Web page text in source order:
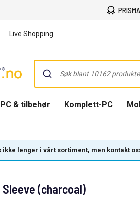
Live Shopping
PC & tilbehør Komplett-PC
lenger i vårt sortiment, men kontakt
Sleeve (charcoal)